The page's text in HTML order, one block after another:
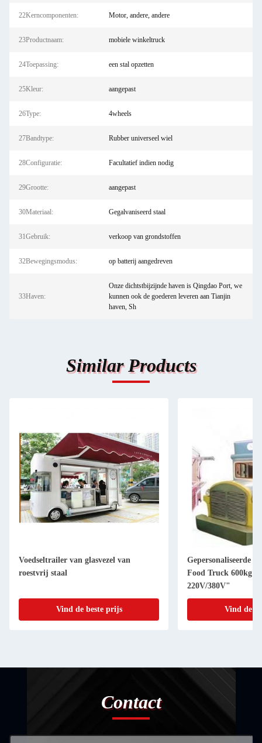
22Kerncomponenten: Motor, andere, andere
23Productnaam: mobiele winkeltruck
24Toepassing: een stal opzetten
25Kleur: aangepast
26Type: 4wheels
27Bandtype: Rubber universeel wiel
28Configuratie: Facultatief indien nodig
29Grootte: aangepast
30Materiaal: Gegalvaniseerd staal
31Gebruik: verkoop van grondstoffen
32Bewegingsmodus: op batterij aangedreven
33Haven:
Onze dichtstbijzijnde haven is Qingdao Port, we
kunnen ook de goederen leveren aan Tianjin
haven, Sh
Similar Products
Voedseltrailer van glasvezel van
roestvrij staal
Vind de beste prijs
Gepersonaliseerde
Food Truck 600kg
220V/380V"
Vind de
Contact